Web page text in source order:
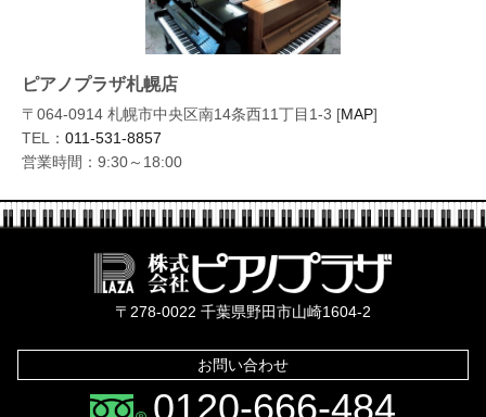
ピアノプラザ札幌店
〒064-0914 札幌市中央区南14条西11丁目1-3 [MAP]
TEL： 011-531-8857
営業時間：9:30～18:00
〒278-0022 千葉県野田市山崎1604-2
お問い合わせ
0120-666-484